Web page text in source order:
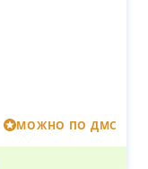
МОЖНО ПО ДМС